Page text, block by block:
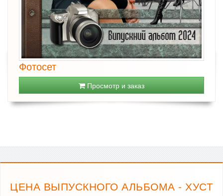
Фотосет
Просмотр и заказ
ЦЕНА ВЫПУСКНОГО АЛЬБОМА - ХУСТ